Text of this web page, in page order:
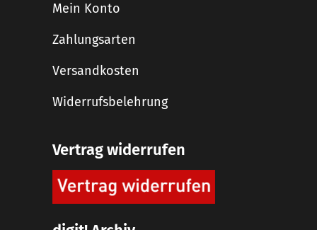
Mein Konto
Zahlungsarten
Versandkosten
Widerrufsbelehrung
Vertrag widerrufen